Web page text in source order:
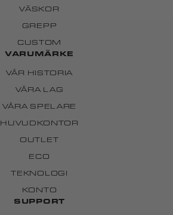
VÄSKOR
GREPP
CUSTOM
VARUMÄRKE
VÅR HISTORIA
VÅRA LAG
VÅRA SPELARE
HUVUDKONTOR
OUTLET
ECO
TEKNOLOGI
KONTO
SUPPORT